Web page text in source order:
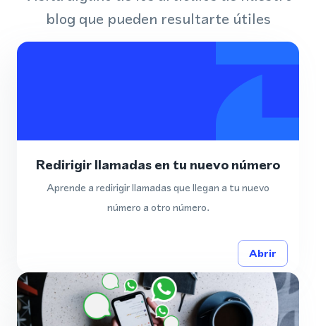
blog que pueden resultarte útiles
Redirigir llamadas en tu nuevo número
Aprende a redirigir llamadas que llegan a tu nuevo
número a otro número.
Abrir